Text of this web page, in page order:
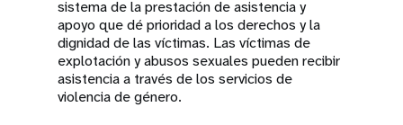
sistema de la prestación de asistencia y
apoyo que dé prioridad a los derechos y la
dignidad de las víctimas. Las víctimas de
explotación y abusos sexuales pueden recibir
asistencia a través de los servicios de
violencia de género.